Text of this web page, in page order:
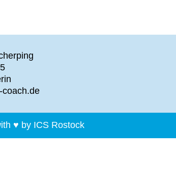
coach.de
♥ by ICS Rostock